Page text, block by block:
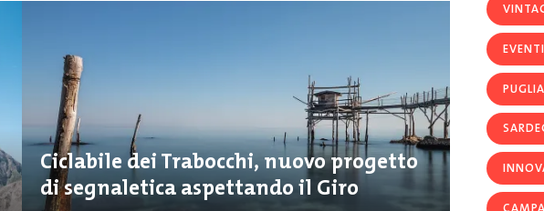
Ciclabile dei Trabocchi, nuovo progetto
di segnaletica aspettando il Giro
EVENTI
PUGLIA